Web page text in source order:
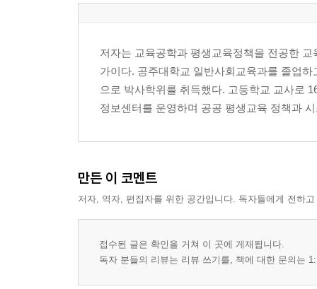
아이 스스로를 사랑하게 만드는 대화 41
자신감을 키워주는 격려의 말 43
실패 후 자존감을 지켜주는 말 45
아이의 가능성을 믿게 하는 대화 47
제3장 공부하는 아이를 만드는 말 55
공부 동기를 깨우는 질문 대화 57
스스로 책상에 앉게 만드는 말 60
성적보다 노력을 인정하는 대화 63
집중력을 높여주는 부모의 말 66
저자는 교육공학과 평생교육정책을 전공한
가이다. 공주대학교 일반사회교육과를 졸업
으로 박사학위를 취득했다. 고등학교 교사로
정보센터를 운영하며 공공 평생교육 정책과
만든 이 코멘트
저자, 역자, 편집자를 위한 공간입니다. 독자들에게 전하
접수된 글은 확인을 거쳐 이 곳에 게재됩니다.
독자 분들의 리뷰는 리뷰 쓰기를, 책에 대한 문의는